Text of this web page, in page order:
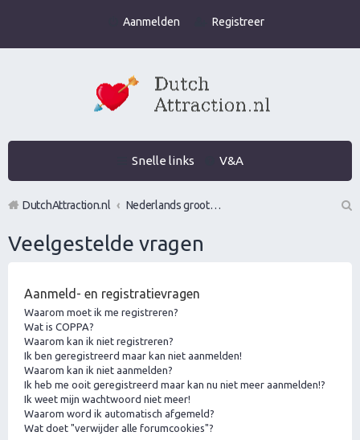
Aanmelden Registreer
Snelle links V&A
DutchAttraction.nl
Nederlands grootste Dutch Attraction, Lifestyle, Vrouwen versieren en Pick-Up (PUA) Forum
Veelgestelde vragen
Aanmeld- en registratievragen
Waarom moet ik me registreren?
Wat is COPPA?
Waarom kan ik niet registreren?
Ik ben geregistreerd maar kan niet aanmelden!
Waarom kan ik niet aanmelden?
Ik heb me ooit geregistreerd maar kan nu niet meer aanmelden!?
Ik weet mijn wachtwoord niet meer!
Waarom word ik automatisch afgemeld?
Wat doet "verwijder alle forumcookies"?